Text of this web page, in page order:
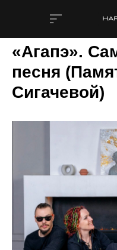
«Агапэ».
песня
Сигачевой)